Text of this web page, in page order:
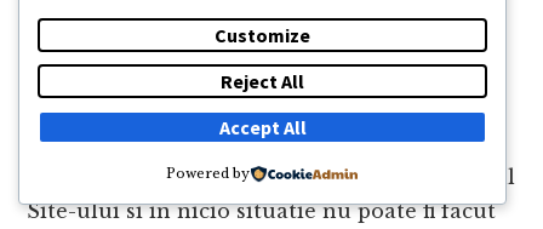
sa corecteze erorile si omisiunile cat mai
repede posibil.
Administratorul Site-ului nu ofera niciun fel
de garantii sau raspundere pentru Continutul
Site-ului si in nicio situatie nu poate fi facut
Customize
Reject All
Accept All
Powered by